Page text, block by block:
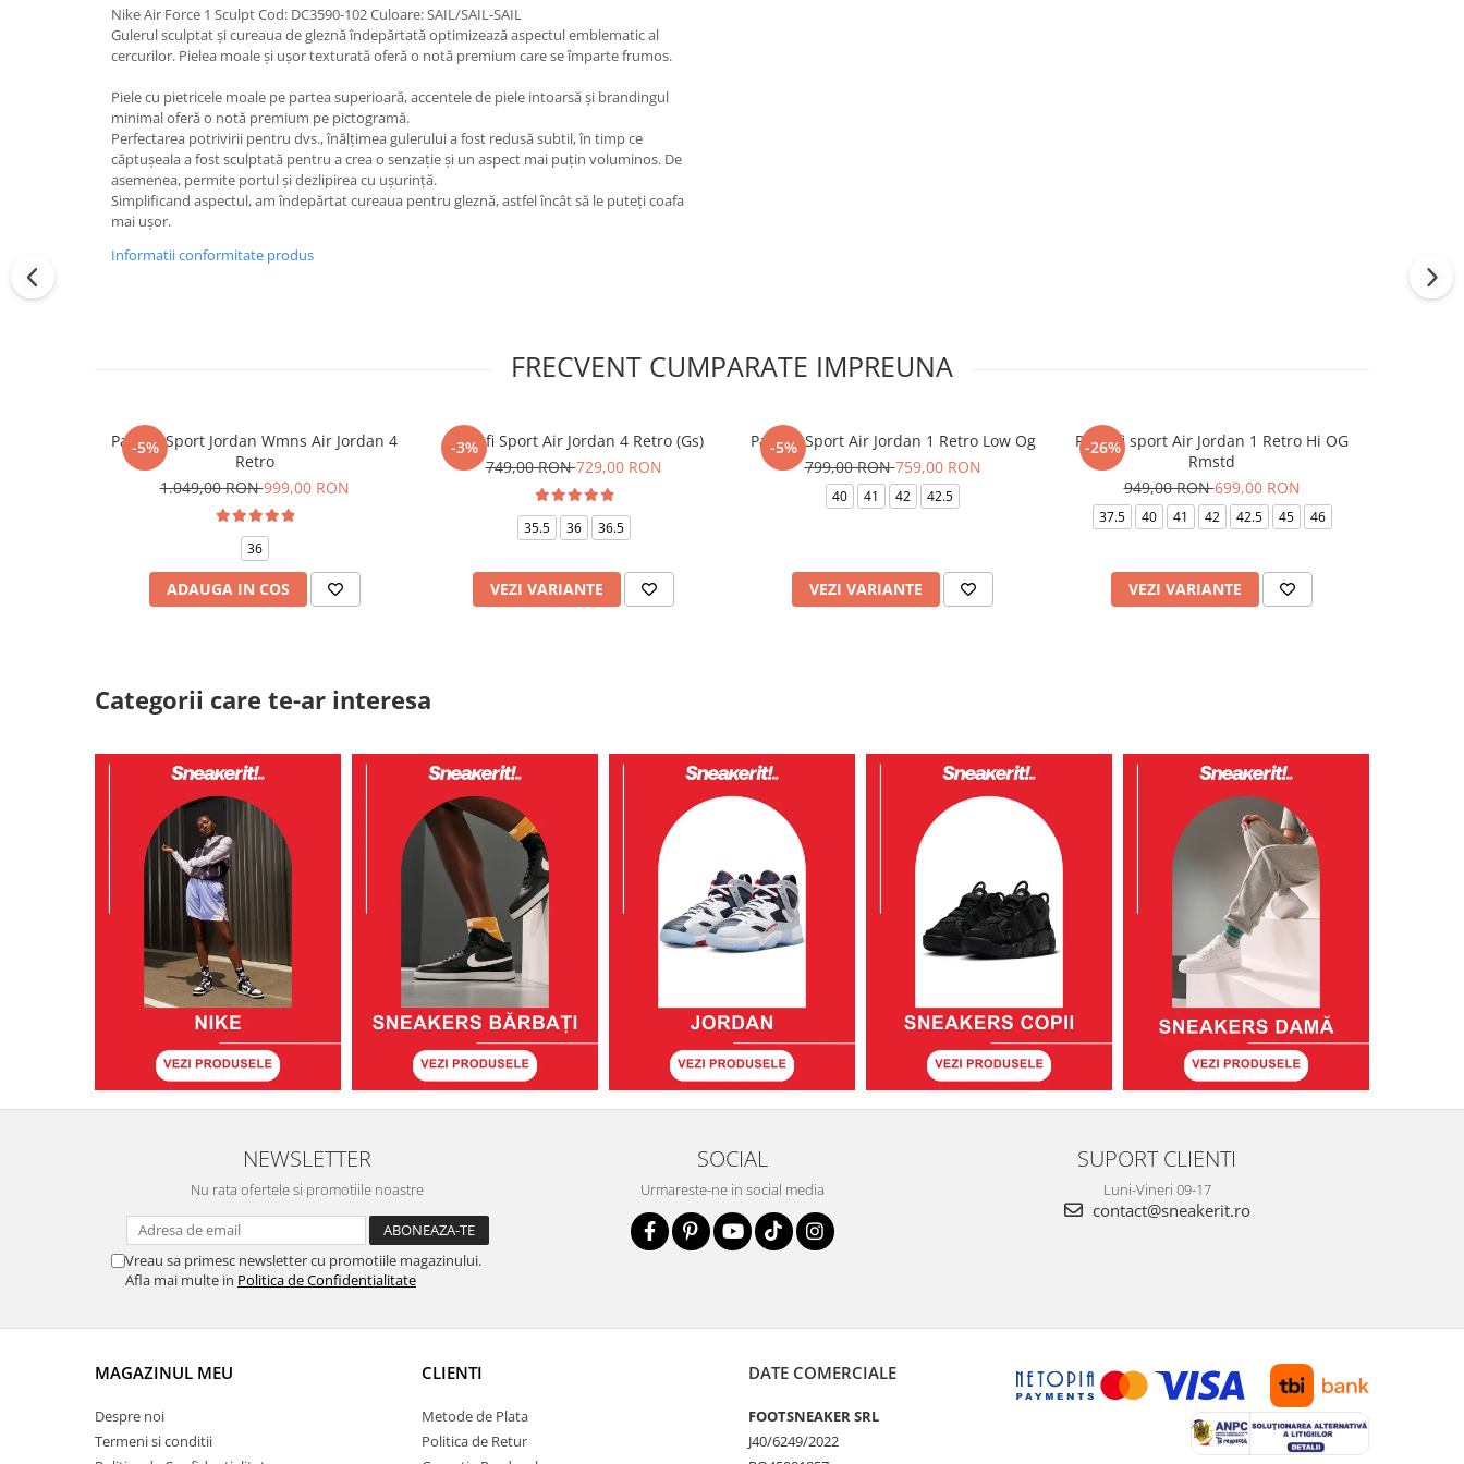
Nike Air Force 1 Sculpt Cod: DC3590-102 Culoare: SAIL/SAIL-SAIL
Gulerul sculptat și cureaua de gleznă îndepărtată optimizează aspectul emblematic al
cercurilor. Pielea moale și ușor texturată oferă o notă premium care se împarte frumos.
Piele cu pietricele moale pe partea superioară, accentele de piele intoarsă și brandingul
minimal oferă o notă premium pe pictogramă.
Perfectarea potrivirii pentru dvs., înălțimea gulerului a fost redusă subtil, în timp ce
căptușeala a fost sculptată pentru a crea o senzație și un aspect mai puțin voluminos. De
asemenea, permite portul și dezlipirea cu ușurință.
Simplificand aspectul, am îndepărtat cureaua pentru gleznă, astfel încât să le puteți coafa
mai ușor.
Informatii conformitate produs
FRECVENT CUMPARATE IMPREUNA
-5%
Pantofi Sport Jordan Wmns Air Jordan 4
Retro
1.049,00 RON999,00 RON
36
ADAUGA IN COS
-3%
Pantofi Sport Air Jordan 4 Retro (Gs)
749,00 RON729,00 RON
35.5 36 36.5
VEZI VARIANTE
-5%
Pantofi Sport Air Jordan 1 Retro Low Og
799,00 RON759,00 RON
40 41 42 42.5
VEZI VARIANTE
-26%
Pantofi sport Air Jordan 1 Retro Hi OG
Rmstd
949,00 RON699,00 RON
37.5 40 41 42 42.5 45 46
VEZI VARIANTE
Categorii care te-ar interesa
NEWSLETTER
Nu rata ofertele si promotiile noastre
Vreau sa primesc newsletter cu promotiile magazinului.
Afla mai multe in Politica de Confidentialitate
SOCIAL
Urmareste-ne in social media
SUPORT CLIENTI
Luni-Vineri 09-17
contact@sneakerit.ro
MAGAZINUL MEU
Despre noi
Termeni si conditii
CLIENTI
Metode de Plata
Politica de Retur
DATE COMERCIALE
FOOTSNEAKER SRL
J40/6249/2022